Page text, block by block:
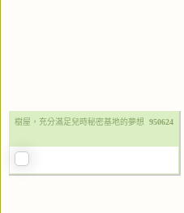
樹屋，充分滿足兒時秘密基地的夢想 950624